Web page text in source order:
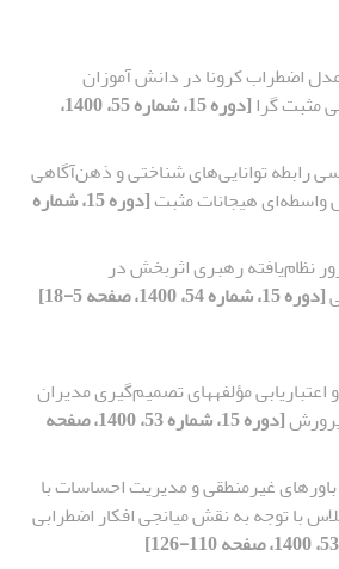
اضطراب کرونا در دانش ‏آموزان
مثبت‏ گرا
[دوره 15، شماره 55، 1400،
رابطه توانایی‌های شناختی و ذهن‌آگاهی
واسطه‌ای هیجانات مثبت
[دوره 15، شماره
نظام‌یافته رهبری اثربخش در
[دوره 15، شماره 54، 1400، صفحه 5-18]
اعتباریابی مؤلفه‏های تصمیم‌گیری مدیران
[دوره 15، شماره 53، 1400، صفحه
غیرمنطقی و مدیریت احساسات با
با توجه به نقش میانجی افکار اضطرابی